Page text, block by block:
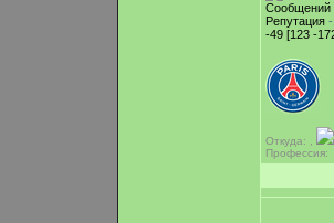
Сообщений
Репутация -
-49 [123 -
Откуда: ,
Профессия: